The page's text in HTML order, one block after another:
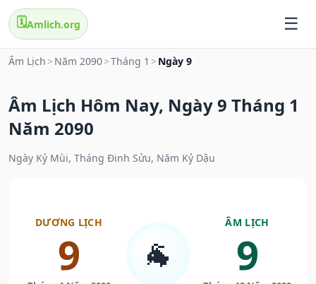
🗓️Amlich.org
Âm Lịch > Năm 2090>Tháng 1 > Ngày 9
Âm Lịch Hôm Nay, Ngày 9 Tháng 1
Năm 2090
Ngày Kỷ Mùi, Tháng Đinh Sửu, Năm Kỷ Dậu
DƯƠNG LỊCH
9 🐐
ÂM LỊCH
9